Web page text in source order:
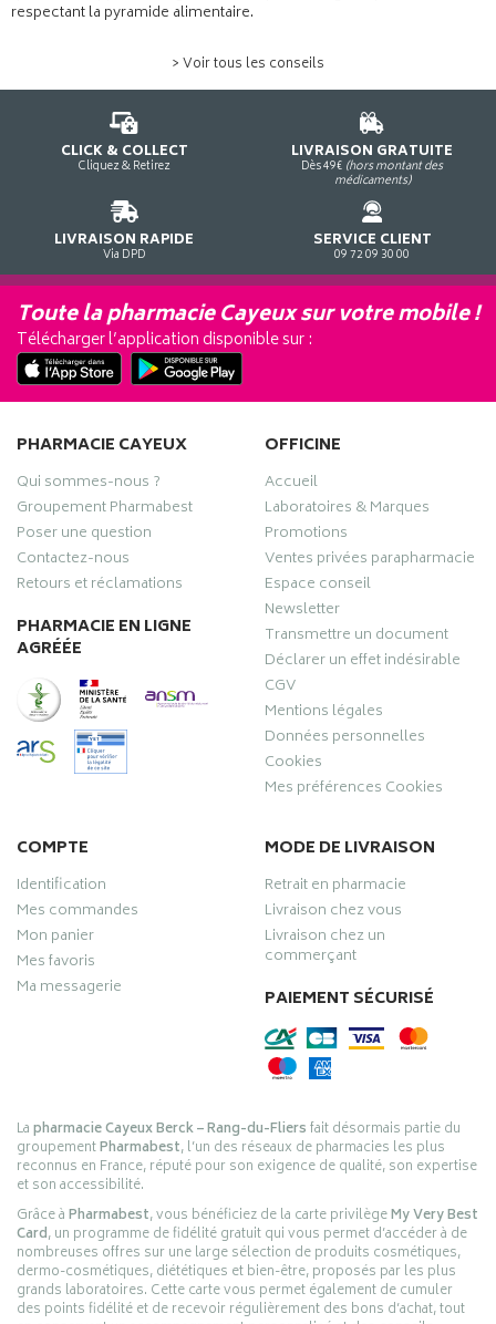
respectant la pyramide alimentaire.
> Voir tous les conseils
CLICK & COLLECT
Cliquez & Retirez
LIVRAISON GRATUITE
Dès 49€ (hors montant des
médicaments)
LIVRAISON RAPIDE
Via DPD
SERVICE CLIENT
09 72 09 30 00
Toute la pharmacie Cayeux sur votre mobile !
Télécharger l’application disponible sur :
PHARMACIE CAYEUX
Qui sommes-nous ?
Groupement Pharmabest
Poser une question
Contactez-nous
Retours et réclamations
PHARMACIE EN LIGNE
AGRÉÉE
OFFICINE
Accueil
Laboratoires & Marques
Promotions
Ventes privées parapharmacie
Espace conseil
Newsletter
Transmettre un document
Déclarer un effet indésirable
CGV
Mentions légales
Données personnelles
Cookies
Mes préférences Cookies
COMPTE
Identification
Mes commandes
Mon panier
Mes favoris
Ma messagerie
MODE DE LIVRAISON
Retrait en pharmacie
Livraison chez vous
Livraison chez un
commerçant
PAIEMENT SÉCURISÉ
Lapharmacie Cayeux Berck – Rang-du-Fliersfait désormais partie du
groupementPharmabest, l’un des réseaux de pharmacies les plus
reconnus en France, réputé pour son exigence de qualité, son expertise
et son accessibilité.
Grâce àPharmabest, vous bénéficiez de la carte privilègeMy Very Best
Card, un programme de fidélité gratuit qui vous permet d’accéder à de
nombreuses offres sur une large sélection de produits cosmétiques,
dermo-cosmétiques, diététiques et bien-être, proposés par les plus
grands laboratoires. Cette carte vous permet également de cumuler
des points fidélité et de recevoir régulièrement des bons d’achat, tout